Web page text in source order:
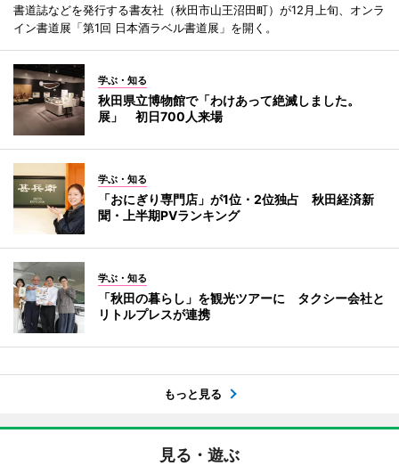
書道誌などを発行する書友社（秋田市山王沼田町）が12月上旬、オンラ
イン書道展「第1回 日本酒ラベル書道展」を開く。
学ぶ・知る
秋田県立博物館で「わけあって絶滅しました。
展」 初日700人来場
学ぶ・知る
「おにぎり専門店」が1位・2位独占 秋田経済新
聞・上半期PVランキング
学ぶ・知る
「秋田の暮らし」を観光ツアーに タクシー会社と
リトルプレスが連携
もっと見る
見る・遊ぶ